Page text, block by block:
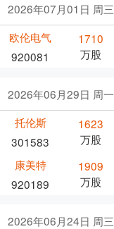
2026年07月01日 周三
欧伦电气
920081
1710
万股
2026年06月29日 周一
托伦斯
301583
1623
万股
康美特
920189
1909
万股
2026年06月24日 周三